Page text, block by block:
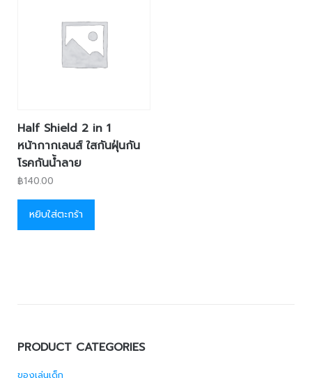
Half Shield 2 in 1
หน้ากากเลนส์ ใสกันฝุ่นกัน
โรคกันน้ำลาย
฿140.00
หยิบใส่ตะกร้า
PRODUCT CATEGORIES
ของเล่นเด็ก